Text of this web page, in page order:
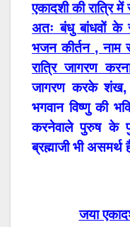
एकादशी की रात्रि में
अतः बंधु बांधवों के
भजन कीर्तन , नाम
रात्रि जागरण
जागरण करके शंख,
भगवान विष्णु की
करनेवाले पुरुष के
ब्रह्माजी भी असमर्थ
जया